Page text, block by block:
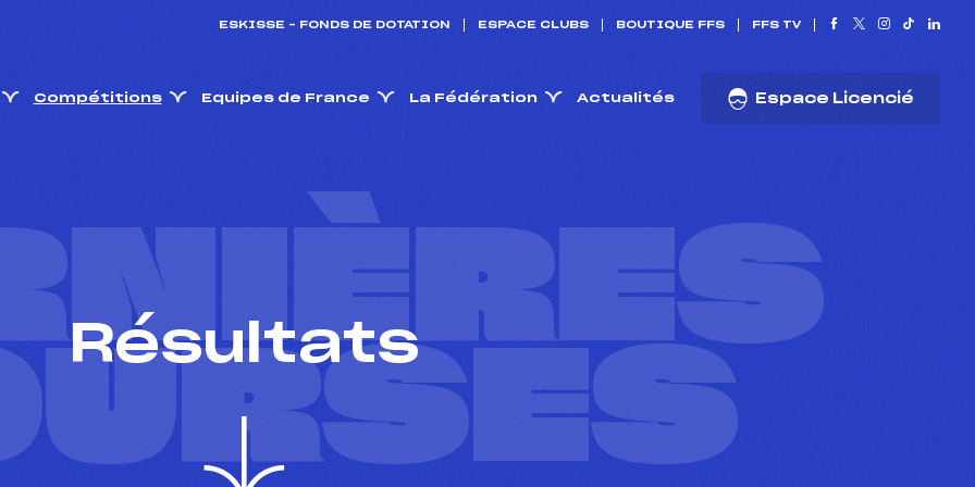
ESKISSE – FONDS DE DOTATION ESPACE CLUBS BOUTIQUE FFS FFS TV
Compétitions Equipes de France La Fédération Actualités Espace Licencié
Résultats